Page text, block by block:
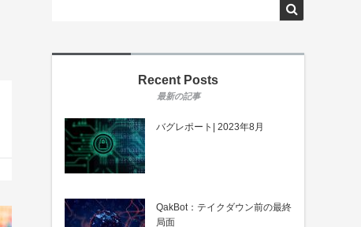
Recent Posts
バグレポート| 2023年8月
QakBot：テイクダウン前の最終
局面